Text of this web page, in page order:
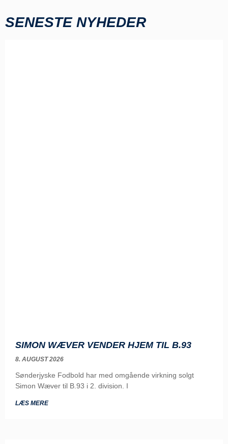
SENESTE NYHEDER
SIMON WÆVER VENDER HJEM TIL B.93
8. AUGUST 2026
Sønderjyske Fodbold har med omgående virkning solgt
Simon Wæver til B.93 i 2. division. I
LÆS MERE